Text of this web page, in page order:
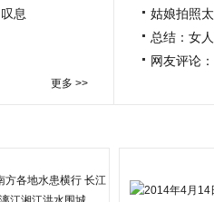
息
更多 >>
姑娘拍照
总结：女
网友评论